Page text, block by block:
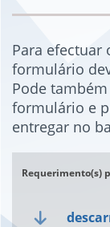
Para
formulário
Pode
formulário e
entregar no
Requerimento(s)